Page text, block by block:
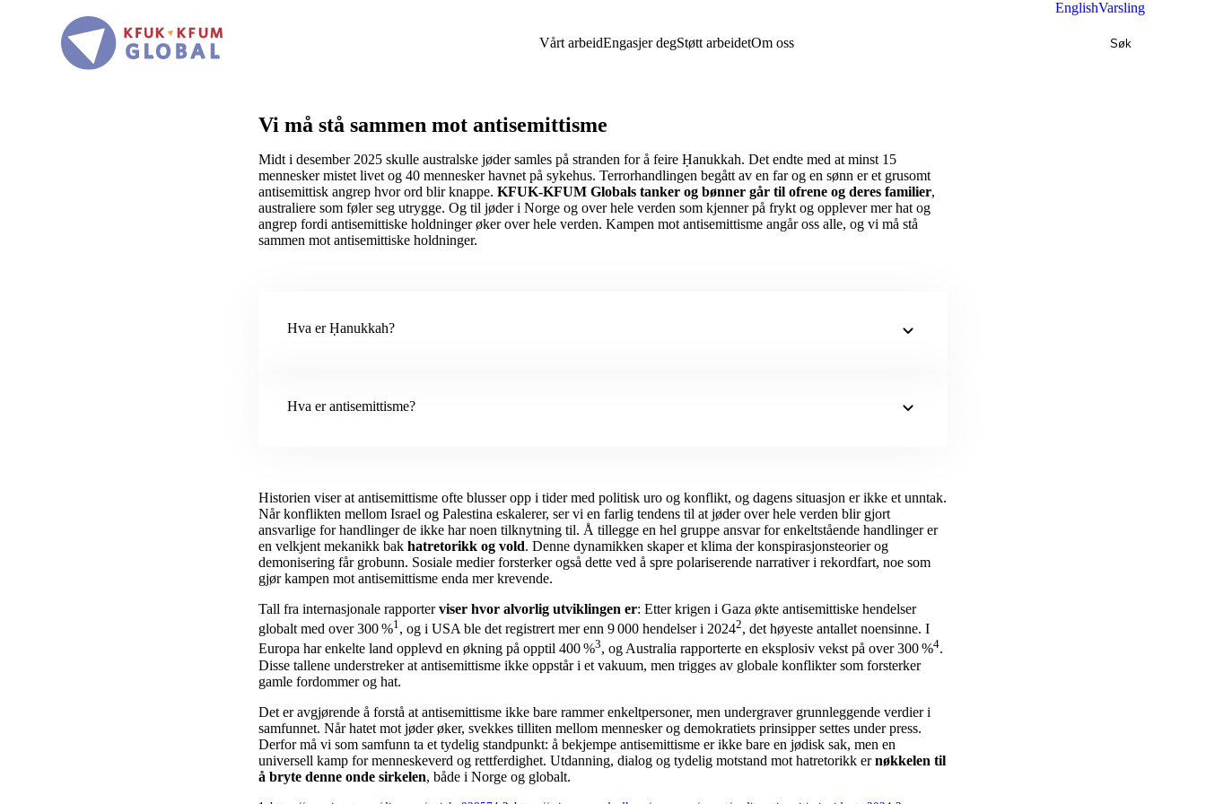
hovedinnhold
EnglishVarsling
Vårt arbeidEngasjer degStøtt arbeidetOm oss Søk
Vi må stå sammen mot antisemittisme
Midt i desember 2025 skulle australske jøder samles på stranden for å feire Ḥanukkah. Det endte med at minst 15
mennesker mistet livet og 40 mennesker havnet på sykehus. Terrorhandlingen begått av en far og en sønn er et grusomt
antisemittisk angrep hvor ord blir knappe. KFUK-KFUM Globals tanker og bønner går til ofrene og deres familier,
australiere som føler seg utrygge. Og til jøder i Norge og over hele verden som kjenner på frykt og opplever mer hat og
angrep fordi antisemittiske holdninger øker over hele verden. Kampen mot antisemittisme angår oss alle, og vi må stå
sammen mot antisemittiske holdninger.
Hva er Ḥanukkah?
Hva er antisemittisme?
Historien viser at antisemittisme ofte blusser opp i tider med politisk uro og konflikt, og dagens situasjon er ikke et unntak.
Når konflikten mellom Israel og Palestina eskalerer, ser vi en farlig tendens til at jøder over hele verden blir gjort
ansvarlige for handlinger de ikke har noen tilknytning til. Å tillegge en hel gruppe ansvar for enkeltstående handlinger er
en velkjent mekanikk bak hatretorikk og vold. Denne dynamikken skaper et klima der konspirasjonsteorier og
demonisering får grobunn. Sosiale medier forsterker også dette ved å spre polariserende narrativer i rekordfart, noe som
gjør kampen mot antisemittisme enda mer krevende.
Tall fra internasjonale rapporterviser hvor alvorlig utviklingen er: Etter krigen i Gaza økte antisemittiske hendelser
globalt med over 300 %1, og i USA ble det registrert mer enn 9 000 hendelser i 20242, det høyeste antallet noensinne. I
Europa har enkelte land opplevd en økning på opptil 400 %3, og Australia rapporterte en eksplosiv vekst på over 300 %4.
Disse tallene understreker at antisemittisme ikke oppstår i et vakuum, men trigges av globale konflikter som forsterker
gamle fordommer og hat.
Det er avgjørende å forstå at antisemittisme ikke bare rammer enkeltpersoner, men undergraver grunnleggende verdier i
samfunnet. Når hatet mot jøder øker, svekkes tilliten mellom mennesker og demokratiets prinsipper settes under press.
Derfor må vi som samfunn ta et tydelig standpunkt: å bekjempe antisemittisme er ikke bare en jødisk sak, men en
universell kamp for menneskeverd og rettferdighet. Utdanning, dialog og tydelig motstand mot hatretorikk ernøkkelen til
å bryte denne onde sirkelen, både i Norge og globalt.